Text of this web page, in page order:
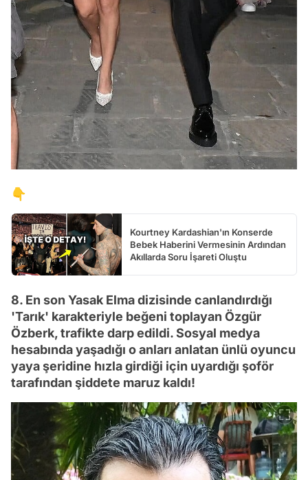
👇
Kourtney Kardashian'ın Konserde
Bebek Haberini Vermesinin Ardından
Akıllarda Soru İşareti Oluştu
8. En son Yasak Elma dizisinde canlandırdığı
'Tarık' karakteriyle beğeni toplayan Özgür
Özberk, trafikte darp edildi. Sosyal medya
hesabında yaşadığı o anları anlatan ünlü oyuncu
yaya şeridine hızla girdiği için uyardığı şoför
tarafından şiddete maruz kaldı!